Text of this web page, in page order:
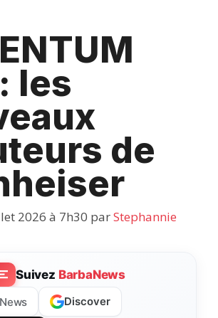
les
de
2026 à 7h30 parStephannie
Suivez BarbaNews
News Discover